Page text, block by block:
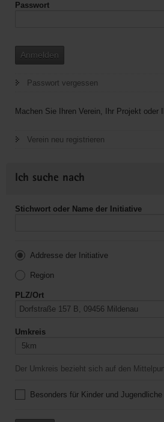
Passwort
Anmelden
Passwort vergessen
Machen Sie Ihren Verein, Ihr Projekt oder
Verein neu registrieren
Ich suche nach
Stichwort oder Name der Initiative
Addresse der Initiative
Region
PLZ/Ort
Umkreis
Der Umkreis bezieht sich auf den
Besonders für Kinder und Jugendliche